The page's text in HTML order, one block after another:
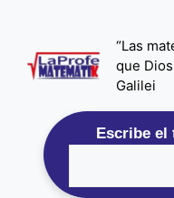
contenido
“Las
que
Galilei
Escribe el